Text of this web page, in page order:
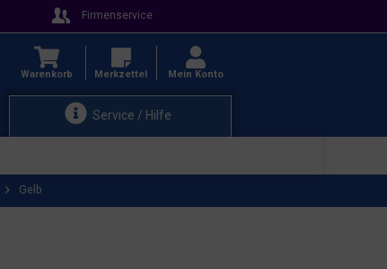
Firmenservice
Service / Hilfe
Warenkorb Merkzettel Mein Konto
Gelb